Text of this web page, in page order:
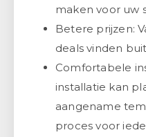
maken voor uw
Betere prijzen:
deals vinden
Comfortabele
installatie kan
aangename
proces voor